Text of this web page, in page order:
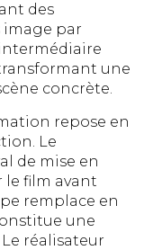
des
par
une
concrète.
repose en
Le
de mise en
le film avant
remplace en
une
réalisateur